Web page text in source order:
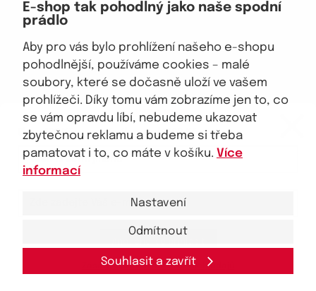
E-shop tak pohodlný jako naše spodní
prádlo
Aby pro vás bylo prohlížení našeho e-shopu
pohodlnější, používáme cookies – malé
soubory, které se dočasně uloží ve vašem
prohlížeči. Díky tomu vám zobrazíme jen to, co
se vám opravdu líbí, nebudeme ukazovat
zbytečnou reklamu a budeme si třeba
pamatovat i to, co máte v košíku. Více
informací
Nastavení
Odmítnout
Souhlasit a zavřít
Velkoobchod
Vrácení zboží, reklamace
Obchodní podmínky
Průvodce spokojené ženy
Staňte se naším fanouškem
Jsme důvěryhodný obchod
Obchodní podmínky GDPR Mapa stránek
eKAPO KLUB
Sleva 100 Kč na první nákupnad 1000 Kč
Zásady zpracováníosobníchúdajů